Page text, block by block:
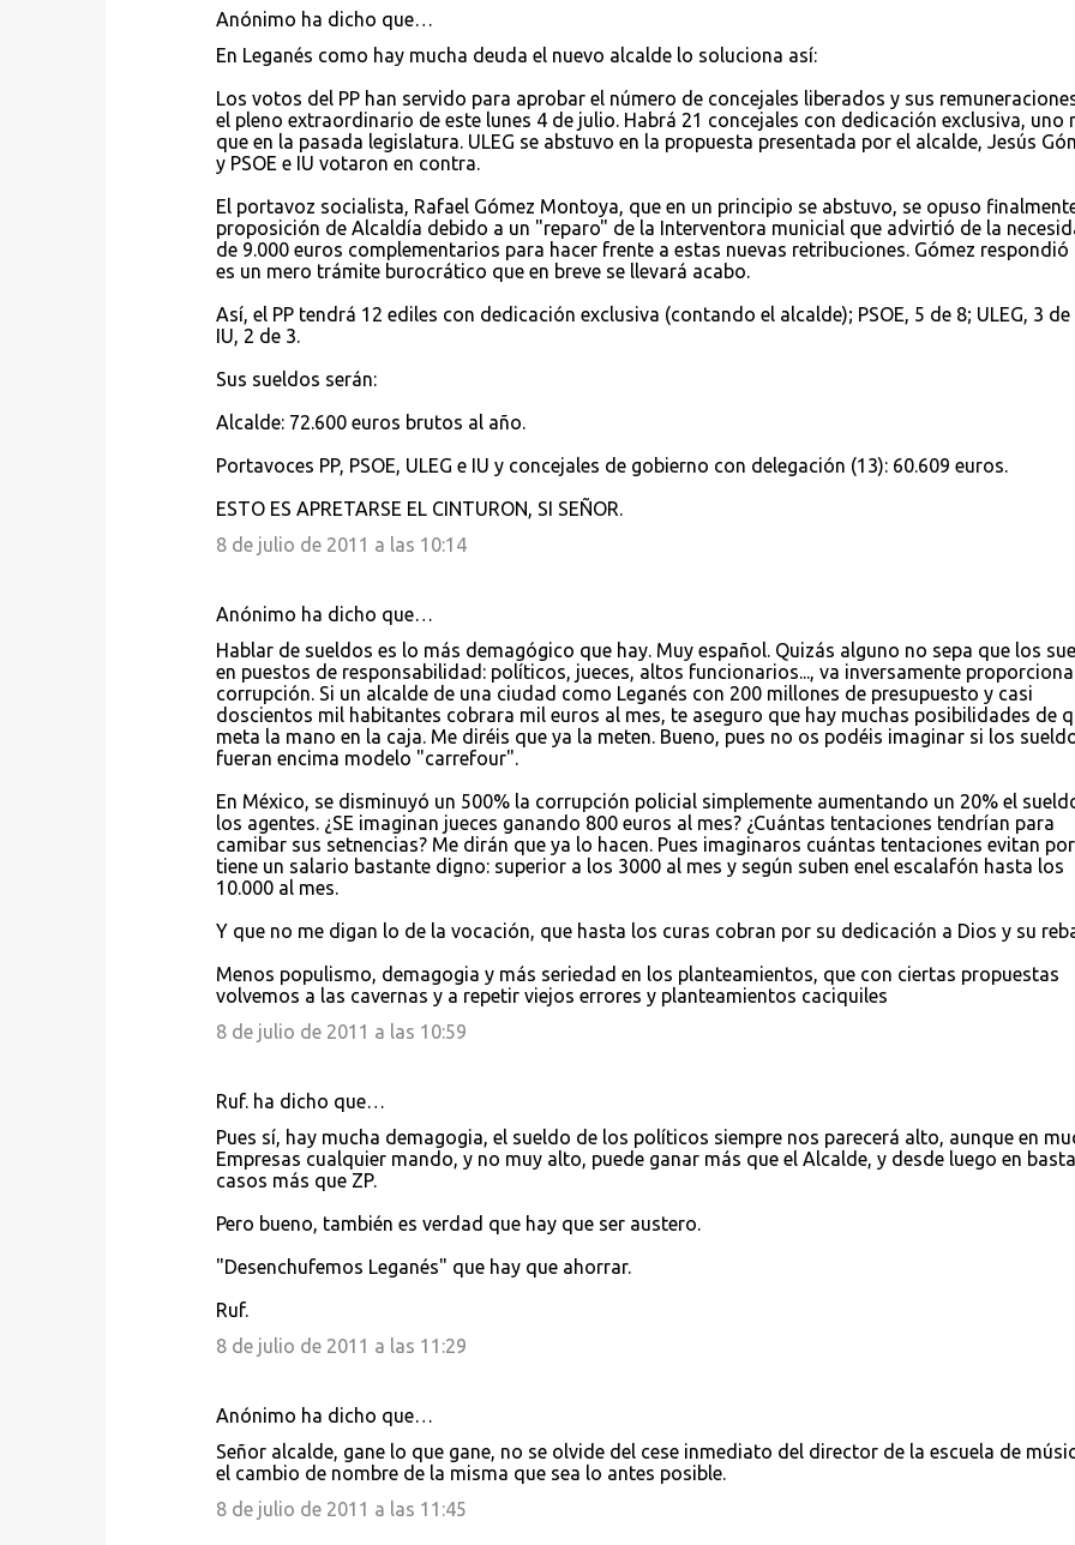
Anónimo ha dicho que…
En Leganés como hay mucha deuda el nuevo alcalde lo soluciona así:
Los votos del PP han servido para aprobar el número de concejales liberados y sus
el pleno extraordinario de este lunes 4 de julio. Habrá 21 concejales con dedicación exclusiva, uno
que en la pasada legislatura. ULEG se abstuvo en la propuesta presentada por el alcalde, Jesús
y PSOE e IU votaron en contra.
El portavoz socialista, Rafael Gómez Montoya, que en un principio se abstuvo, se opuso
proposición de Alcaldía debido a un "reparo" de la Interventora municial que advirtió de la
de 9.000 euros complementarios para hacer frente a estas nuevas retribuciones. Gómez respondió
es un mero trámite burocrático que en breve se llevará acabo.
Así, el PP tendrá 12 ediles con dedicación exclusiva (contando el alcalde); PSOE, 5 de 8; ULEG, 3 de
IU, 2 de 3.
Sus sueldos serán:
Alcalde: 72.600 euros brutos al año.
Portavoces PP, PSOE, ULEG e IU y concejales de gobierno con delegación (13): 60.609 euros.
ESTO ES APRETARSE EL CINTURON, SI SEÑOR.
8 de julio de 2011 a las 10:14
Anónimo ha dicho que…
Hablar de sueldos es lo más demagógico que hay. Muy español. Quizás alguno no sepa que los
en puestos de responsabilidad: políticos, jueces, altos funcionarios..., va inversamente
corrupción. Si un alcalde de una ciudad como Leganés con 200 millones de presupuesto y casi
doscientos mil habitantes cobrara mil euros al mes, te aseguro que hay muchas posibilidades de
meta la mano en la caja. Me diréis que ya la meten. Bueno, pues no os podéis imaginar si los
fueran encima modelo "carrefour".
En México, se disminuyó un 500% la corrupción policial simplemente aumentando un 20% el
los agentes. ¿SE imaginan jueces ganando 800 euros al mes? ¿Cuántas tentaciones tendrían para
camibar sus setnencias? Me dirán que ya lo hacen. Pues imaginaros cuántas tentaciones evitan
tiene un salario bastante digno: superior a los 3000 al mes y según suben enel escalafón hasta los
10.000 al mes.
Y que no me digan lo de la vocación, que hasta los curas cobran por su dedicación a Dios y su
Menos populismo, demagogia y más seriedad en los planteamientos, que con ciertas propuestas
volvemos a las cavernas y a repetir viejos errores y planteamientos caciquiles
8 de julio de 2011 a las 10:59
Ruf. ha dicho que…
Pues sí, hay mucha demagogia, el sueldo de los políticos siempre nos parecerá alto, aunque en
Empresas cualquier mando, y no muy alto, puede ganar más que el Alcalde, y desde luego en
casos más que ZP.
Pero bueno, también es verdad que hay que ser austero.
"Desenchufemos Leganés" que hay que ahorrar.
Ruf.
8 de julio de 2011 a las 11:29
Anónimo ha dicho que…
Señor alcalde, gane lo que gane, no se olvide del cese inmediato del director de la escuela de
el cambio de nombre de la misma que sea lo antes posible.
8 de julio de 2011 a las 11:45